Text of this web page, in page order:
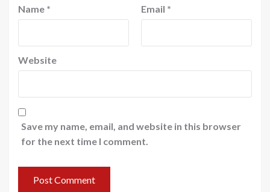
Name * Email *
Website
Save my name, email, and website in this browser
for the next time I comment.